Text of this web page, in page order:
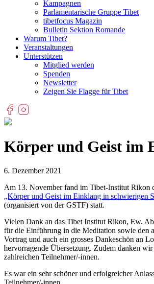
Kampagnen
Parlamentarische Gruppe Tibet
tibetfocus Magazin
Bulletin Sektion Romande
Warum Tibet?
Veranstaltungen
Unterstützen
Mitglied werden
Spenden
Newsletter
Zeigen Sie Flagge für Tibet
Körper und Geist im
6. Dezember 2021
Am 13. November fand im Tibet-Institut Rikon
„Körper und Geist im Einklang in schwierigen
(organisiert von der GSTF) statt.
Vielen Dank an das Tibet Institut Rikon, Ew.
für die Einführung in die Meditation sowie den
Vortrag und auch ein grosses Dankeschön an
hervorragende Übersetzung. Zudem danken wir
zahlreichen Teilnehmer/-innen.
Es war ein sehr schöner und erfolgreicher
Teilnehmer/-innen.